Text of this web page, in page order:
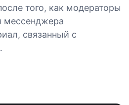
того, как модераторы
мессенджера
связанный с